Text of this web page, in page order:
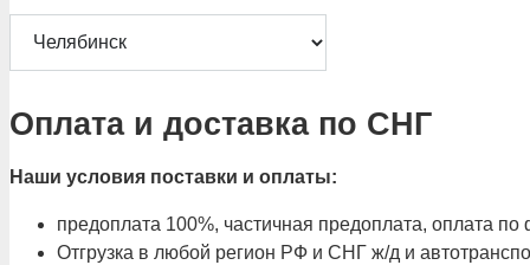
Оплата и доставка по СНГ
Наши условия поставки и оплаты:
предоплата 100%, частичная предоплата, оплата
Отгрузка в любой регион РФ и СНГ ж/д и